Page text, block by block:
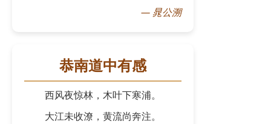
— 晁公溯
恭南道中有感
西风夜惊林，木叶下寒浦。
大江未收潦，黄流尚奔注。